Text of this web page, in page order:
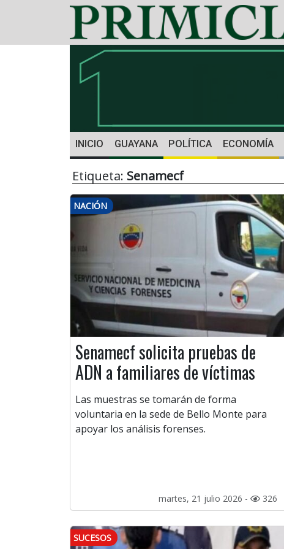
INICIO GUAYANA POLÍTICA ECONOMÍA
Etiqueta: Senamecf
NACIÓN
Senamecf solicita pruebas de
ADN a familiares de víctimas
Las muestras se tomarán de forma
voluntaria en la sede de Bello Monte para
apoyar los análisis forenses.
martes, 21 julio 2026 - 326
SUCESOS